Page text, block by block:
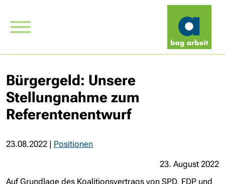
Bürgergeld: Unsere
Stellungnahme zum
Referentenentwurf
23.08.2022 | Positionen
23. August 2022
Auf Grundlage des Koalitionsvertrags von SPD, FDP und